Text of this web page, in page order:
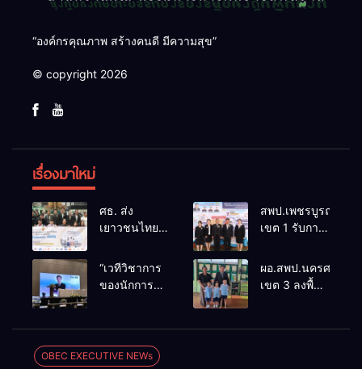
“องค์กรคุณภาพ สร้างคนดี มีความสุข”
© copyright 2026
เรื่องมาใหม่
ศธ. ส่ง
เยาวชนไทย
TS69 สู่
มหาวิทยาลัย
อาณาจักร
หนุนสร้างคน
คุณภาพพร้อม
สพป.เพชรบูรณ์
เขต 1 รับการ
ประเมินผล
เชิงประจักษ์
ต้นแบบ”
“เวทีวิชาการ
ของนักการ
2026
ผอ.สพป.นครศรีธรร
เขต 3 ลงพื้นที่
OBEC EXECUTIVE NEWs